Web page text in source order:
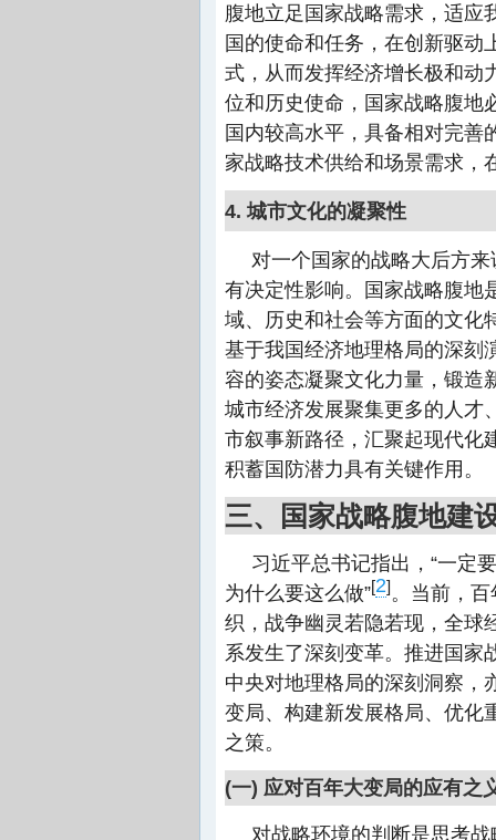
腹地立足国家战略需求，适应
国的使命和任务，在创新驱动
式，从而发挥经济增长极和动
位和历史使命，国家战略腹地
国内较高水平，具备相对完善
家战略技术供给和场景需求，
4. 城市文化的凝聚性
对一个国家的战略大后方
有决定性影响。国家战略腹地
域、历史和社会等方面的文化
基于我国经济地理格局的深刻
容的姿态凝聚文化力量，锻造
城市经济发展聚集更多的人才
市叙事新路径，汇聚起现代化
积蓄国防潜力具有关键作用。
三、国家战略腹地建
习近平总书记指出，“一定
为什么要这么做”[2]。当前，
织，战争幽灵若隐若现，全球
系发生了深刻变革。推进国家
中央对地理格局的深刻洞察，
变局、构建新发展格局、优化
之策。
(一) 应对百年大变局的应有之
对战略环境的判断是思考